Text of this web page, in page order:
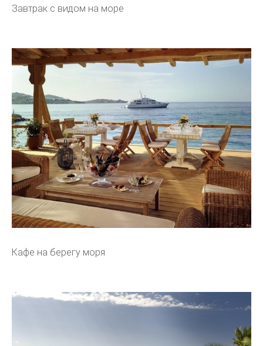
Завтрак с видом на море
Кафе на берегу моря